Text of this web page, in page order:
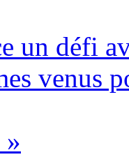
un défi
venus
»